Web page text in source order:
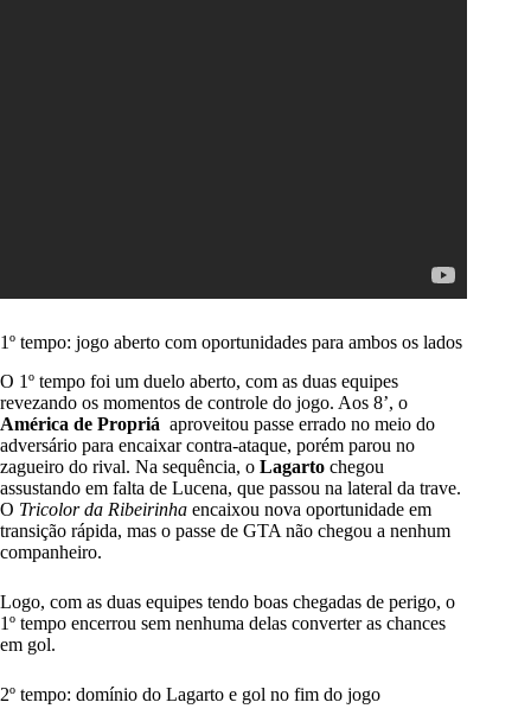
1º tempo: jogo aberto com oportunidades para ambos os lados
O 1º tempo foi um duelo aberto, com as duas equipes
revezando os momentos de controle do jogo. Aos 8’, o
América de Propriá aproveitou passe errado no meio do
adversário para encaixar contra-ataque, porém parou no
zagueiro do rival. Na sequência, o Lagarto chegou
assustando em falta de Lucena, que passou na lateral da trave.
O Tricolor da Ribeirinha encaixou nova oportunidade em
transição rápida, mas o passe de GTA não chegou a nenhum
companheiro.
Logo, com as duas equipes tendo boas chegadas de perigo, o
1º tempo encerrou sem nenhuma delas converter as chances
em gol.
2º tempo: domínio do Lagarto e gol no fim do jogo